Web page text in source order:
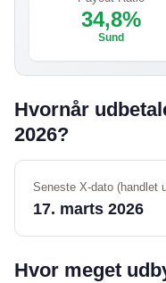
34,8%
Sund
Hvornår
2026?
Seneste X-dato (handlet
17. marts 2026
Hvor meget